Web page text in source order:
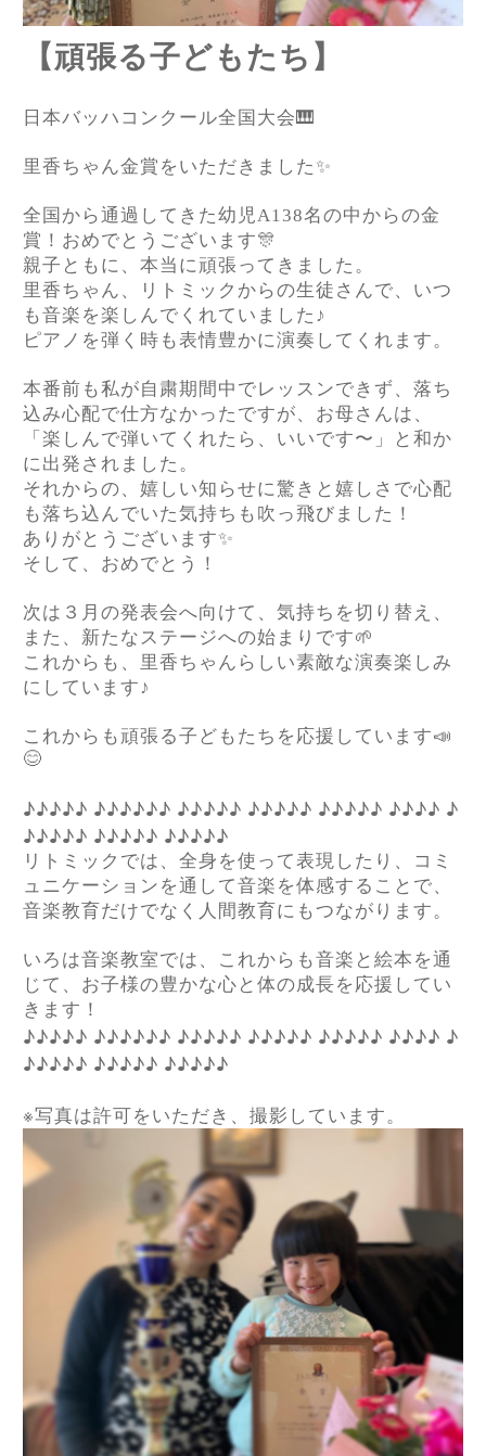
【頑張る子どもたち】
日本バッハコンクール全国大会🎹
里香ちゃん金賞をいただきました ✨
全国から通過してきた幼児 A138名の中からの金
賞！おめでとうございます🎊
親子ともに、本当に頑張ってきました。
里香ちゃん、リトミックからの生徒さんで、いつ
も音楽を楽しんでくれていました♪
ピアノを弾く時も表情豊かに演奏してくれます。
本番前も私が自粛期間中でレッスンできず、落ち
込み心配で仕方なかったですが、お母さんは、
「楽しんで弾いてくれたら、いいです〜」と和か
に出発されました。
それからの、嬉しい知らせに驚きと嬉しさで心配
も落ち込んでいた気持ちも吹っ飛びました！
ありがとうございます✨
そして、おめでとう！
次は３月の発表会へ向けて、気持ちを切り替え、
また、新たなステージへの始まりです🌱
これからも、里香ちゃんらしい素敵な演奏楽しみ
にしています♪
これからも頑張る子どもたちを応援しています📣
😊
♪♪♪♪♪ ♪♪♪♪♪♪ ♪♪♪♪♪ ♪♪♪♪♪ ♪♪♪♪♪ ♪♪♪♪ ♪
♪♪♪♪♪ ♪♪♪♪♪ ♪♪♪♪♪
リトミックでは、全身を使って表現したり、コミ
ュニケーションを通して音楽を体感することで、
音楽教育だけでなく人間教育にもつながります。
いろは音楽教室では、これからも音楽と絵本を通
じて、お子様の豊かな心と体の成長を応援してい
きます！
♪♪♪♪♪ ♪♪♪♪♪♪ ♪♪♪♪♪ ♪♪♪♪♪ ♪♪♪♪♪ ♪♪♪♪ ♪
♪♪♪♪♪ ♪♪♪♪♪ ♪♪♪♪♪
※写真は許可をいただき、撮影しています。